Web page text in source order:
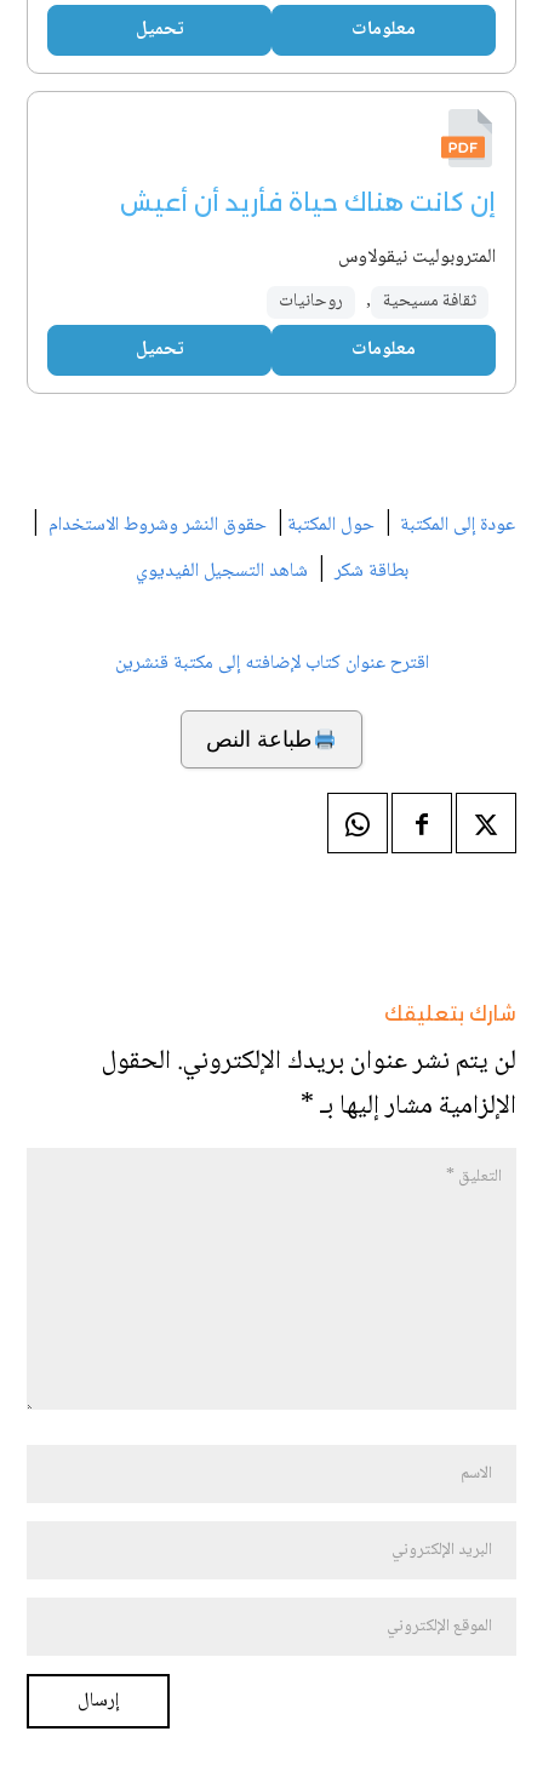
معلومات تحميل
إن كانت هناك حياة فأريد أن أعيش
المتروبوليت نيقولاوس
ثقافة مسيحية , روحانيات
معلومات تحميل
عودة إلى المكتبة | حول المكتبة | حقوق النشر وشروط الاستخدام |
بطاقة شكر| شاهد التسجيل الفيديوي
اقترح عنوان كتاب لإضافته إلى مكتبة قنشرين
طباعة النص
شارك بتعليقك
لن يتم نشر عنوان بريدك الإلكتروني.الحقول
الإلزامية مشار إليها بـ*